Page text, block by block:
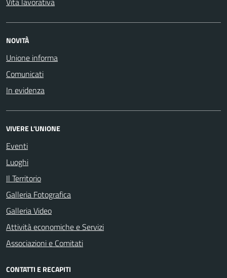
NOVITÀ
Unione informa
Comunicati
In evidenza
VIVERE L'UNIONE
Eventi
Luoghi
Il Territorio
Galleria Fotografica
Galleria Video
Attività economiche e Servizi
Associazioni e Comitati
CONTATTI E RECAPITI